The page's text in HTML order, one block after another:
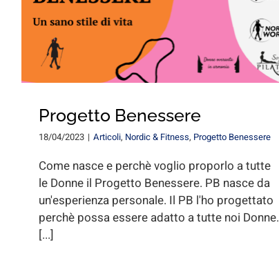
Progetto Benessere
18/04/2023 | Articoli, Nordic & Fitness, Progetto Benessere
Come nasce e perchè voglio proporlo a tutte
le Donne il Progetto Benessere. PB nasce da
un'esperienza personale. Il PB l'ho progettato
perchè possa essere adatto a tutte noi Donne.
[...]